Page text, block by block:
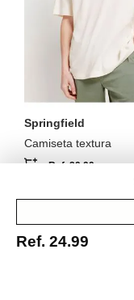
Ref. 24.99
Springfield
Camiseta textura
Ref.29.99